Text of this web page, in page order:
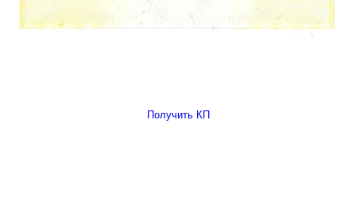
Получить КП